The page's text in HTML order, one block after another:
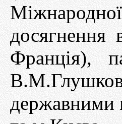
досягнення
Франція),
державними